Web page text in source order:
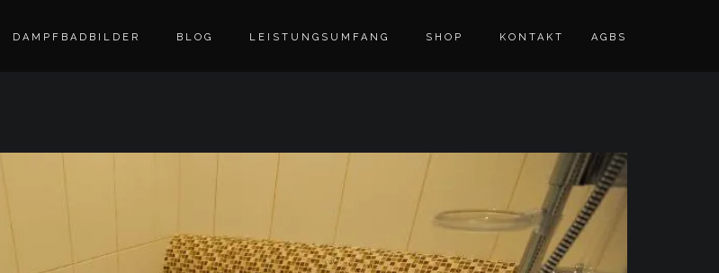
DAMPFBADBILDER BLOG LEISTUNGSUMFANG SHOP KONTAKT AGBS